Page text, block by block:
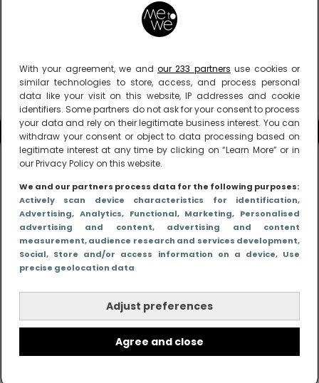
With your agreement, we and our 233 partners use cookies or
similar technologies to store, access, and process personal
data like your visit on this website, IP addresses and cookie
identifiers. Some partners do not ask for your consent to process
your data and rely on their legitimate business interest. You can
withdraw your consent or object to data processing based on
legitimate interest at any time by clicking on “Learn More” or in
our Privacy Policy on this website.
We and our partners process data for the following purposes:
Actively scan device characteristics for identification,
Advertising, Analytics, Functional, Marketing, Personalised
advertising and content, advertising and content
measurement, audience research and services development,
Social, Store and/or access information on a device, Use
precise geolocation data
Adjust preferences
Agree and close